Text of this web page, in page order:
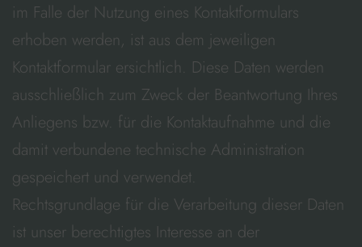
im Falle der Nutzung eines Kontaktformulars
erhoben werden, ist aus dem jeweiligen
Kontaktformular ersichtlich. Diese Daten werden
ausschließlich zum Zweck der Beantwortung Ihres
Anliegens bzw. für die Kontaktaufnahme und die
damit verbundene technische Administration
gespeichert und verwendet.
Rechtsgrundlage für die Verarbeitung dieser Daten
ist unser berechtigtes Interesse an der